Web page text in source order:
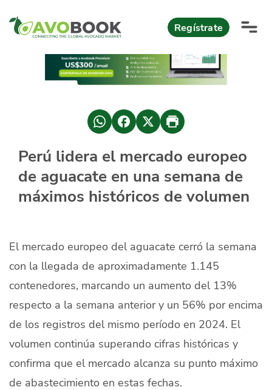
Regístrate
AvoReports
AvoComments
AvoMagazine
Iniciar Sesión
Quiénes Somos
Productores
Mercados
Contacto
Perú lidera el mercado europeo
de aguacate en una semana de
máximos históricos de volumen
El mercado europeo del aguacate cerró la semana
con la llegada de aproximadamente 1.145
contenedores, marcando un aumento del 13%
respecto a la semana anterior y un 56% por encima
de los registros del mismo período en 2024. El
volumen continúa superando cifras históricas y
confirma que el mercado alcanza su punto máximo
de abastecimiento en estas fechas.